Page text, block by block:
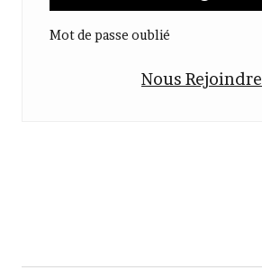
Mot de passe oublié
Nous Rejoindre